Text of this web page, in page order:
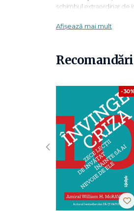
schimbul extraordinar de
„Oricine este interesat de
„Cartea conține multe
Afișează mai mult
-
‹